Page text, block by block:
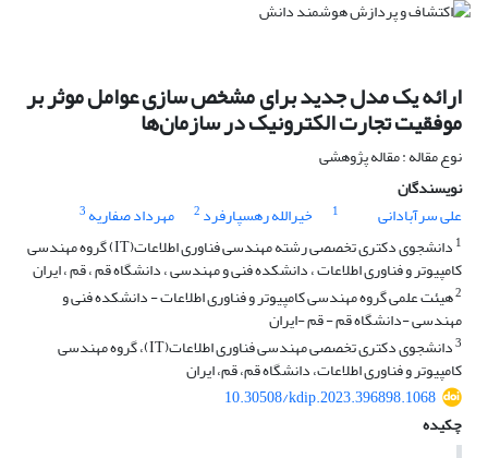
ارائه یک مدل جدید برای مشخص سازی عوامل موثر بر
موفقیت تجارت الکترونیک در سازمان‌ها
نوع مقاله : مقاله پژوهشی
نویسندگان
علی سرآبادانی
1 خیرالله رهسپارفرد 2 مهرداد صفاریه 3
1
دانشجوی دکتری تخصصی رشته مهندسی فناوری اطلاعات(IT) گروه مهندسی
کامپیوتر و فناوری اطلاعات ، دانشکده فنی و مهندسی ، دانشگاه قم ، قم ، ایران
2هیئت علمی گروه مهندسی کامپیوتر و فناوری اطلاعات - دانشکده فنی و
مهندسی -دانشگاه قم - قم -ایران
3 دانشجوی دکتری تخصصی مهندسی فناوری اطلاعات(IT)، گروه مهندسی
کامپیوتر و فناوری اطلاعات، دانشگاه قم، قم، ایران
10.30508/kdip.2023.396898.1068
چکیده